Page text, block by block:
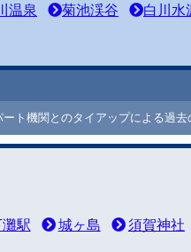
温泉 菊池渓谷 白川水
ト機関とのタイアップによる過去
駅 城ヶ島 須賀神社